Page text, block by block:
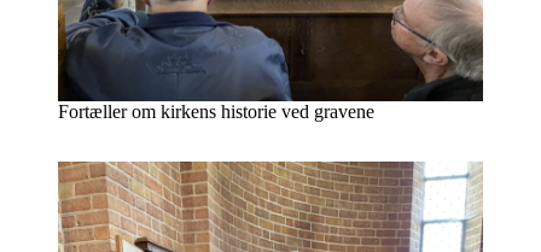
Fortæller om kirkens historie ved gravene